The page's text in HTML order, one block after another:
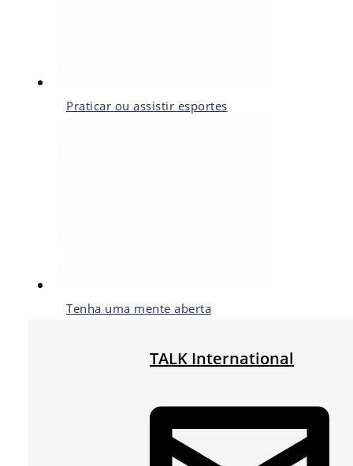
Praticar ou assistir esportes
Tenha uma mente aberta
TALK International